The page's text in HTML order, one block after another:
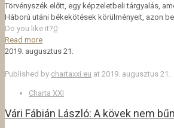
Törvényszék előtt, egy képzeletbeli tárgyalás,
Háború utáni békekötések körülményeit, azon
Do you like it?0
Read more
2019. augusztus 21.
Published by chartaxxi.eu at 2019. augusztus 21.
Charta XXI
Vári Fábián László: A kövek nem